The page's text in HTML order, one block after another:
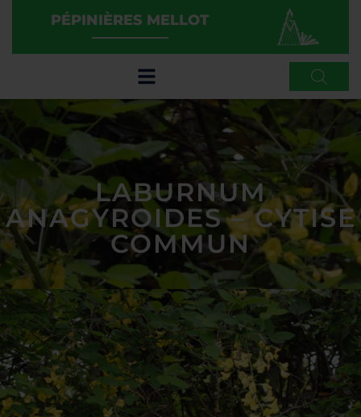
PÉPINIÈRES MELLOT
LABURNUM
ANAGYROIDES – CYTISE
COMMUN